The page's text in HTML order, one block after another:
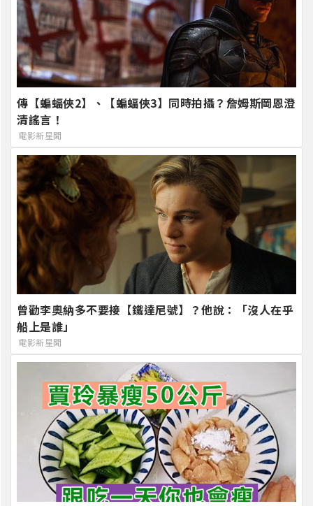
傳【蝙蝠俠2】、【蝙蝠俠3】同時拍攝？詹姆斯岡恩澄
清謠言！
電影新星聞
曾勸李奧納多不要接【鐵達尼號】？他說：「沒人在乎
船上是誰」
電影新星聞